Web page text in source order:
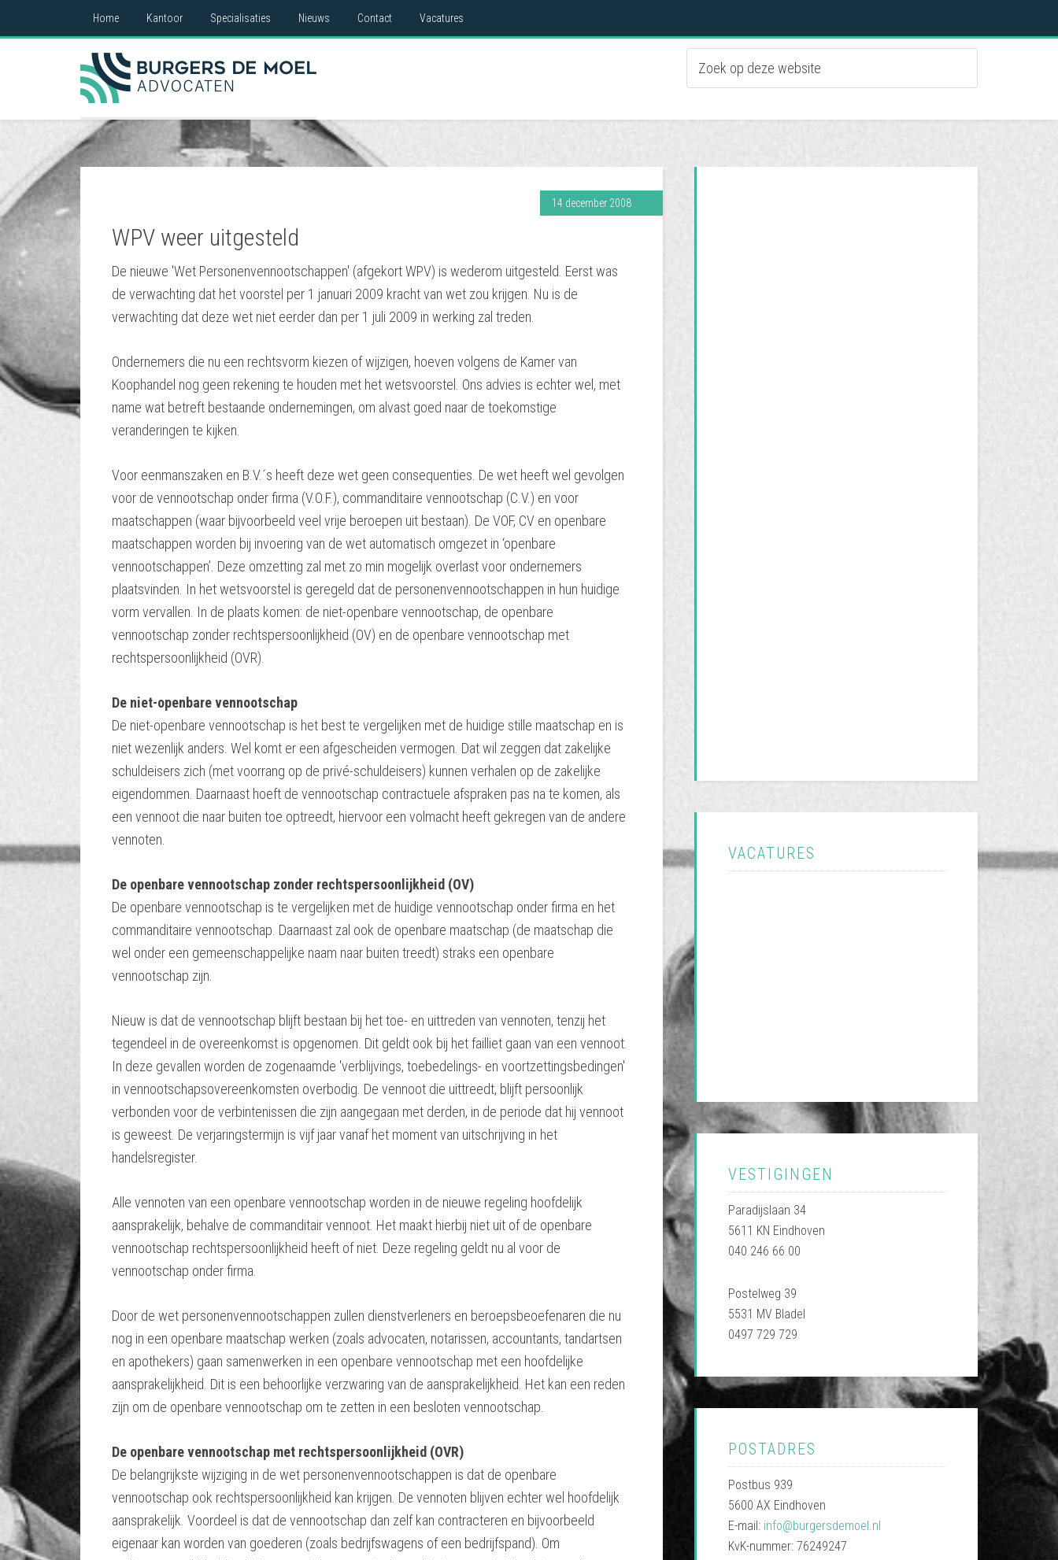
Home Kantoor Specialisaties Nieuws Contact Vacatures
14 december 2008
WPV weer uitgesteld
De nieuwe 'Wet Personenvennootschappen' (afgekort WPV) is wederom uitgesteld. Eerst was
de verwachting dat het voorstel per 1 januari 2009 kracht van wet zou krijgen. Nu is de
verwachting dat deze wet niet eerder dan per 1 juli 2009 in werking zal treden.
Ondernemers die nu een rechtsvorm kiezen of wijzigen, hoeven volgens de Kamer van
Koophandel nog geen rekening te houden met het wetsvoorstel. Ons advies is echter wel, met
name wat betreft bestaande ondernemingen, om alvast goed naar de toekomstige
veranderingen te kijken.
Voor eenmanszaken en B.V.´s heeft deze wet geen consequenties. De wet heeft wel gevolgen
voor de vennootschap onder firma (V.O.F.), commanditaire vennootschap (C.V.) en voor
maatschappen (waar bijvoorbeeld veel vrije beroepen uit bestaan). De VOF, CV en openbare
maatschappen worden bij invoering van de wet automatisch omgezet in ‘openbare
vennootschappen’. Deze omzetting zal met zo min mogelijk overlast voor ondernemers
plaatsvinden. In het wetsvoorstel is geregeld dat de personenvennootschappen in hun huidige
vorm vervallen. In de plaats komen: de niet-openbare vennootschap, de openbare
vennootschap zonder rechtspersoonlijkheid (OV) en de openbare vennootschap met
rechtspersoonlijkheid (OVR).
De niet-openbare vennootschap
De niet-openbare vennootschap is het best te vergelijken met de huidige stille maatschap en is
niet wezenlijk anders. Wel komt er een afgescheiden vermogen. Dat wil zeggen dat zakelijke
schuldeisers zich (met voorrang op de privé-schuldeisers) kunnen verhalen op de zakelijke
eigendommen. Daarnaast hoeft de vennootschap contractuele afspraken pas na te komen, als
een vennoot die naar buiten toe optreedt, hiervoor een volmacht heeft gekregen van de andere
vennoten.
De openbare vennootschap zonder rechtspersoonlijkheid (OV)
De openbare vennootschap is te vergelijken met de huidige vennootschap onder firma en het
commanditaire vennootschap. Daarnaast zal ook de openbare maatschap (de maatschap die
wel onder een gemeenschappelijke naam naar buiten treedt) straks een openbare
vennootschap zijn.
Nieuw is dat de vennootschap blijft bestaan bij het toe- en uittreden van vennoten, tenzij het
tegendeel in de overeenkomst is opgenomen. Dit geldt ook bij het failliet gaan van een vennoot.
In deze gevallen worden de zogenaamde 'verblijvings, toebedelings- en voortzettingsbedingen'
in vennootschapsovereenkomsten overbodig. De vennoot die uittreedt, blijft persoonlijk
verbonden voor de verbintenissen die zijn aangegaan met derden, in de periode dat hij vennoot
is geweest. De verjaringstermijn is vijf jaar vanaf het moment van uitschrijving in het
handelsregister.
Alle vennoten van een openbare vennootschap worden in de nieuwe regeling hoofdelijk
aansprakelijk, behalve de commanditair vennoot. Het maakt hierbij niet uit of de openbare
vennootschap rechtspersoonlijkheid heeft of niet. Deze regeling geldt nu al voor de
vennootschap onder firma.
Door de wet personenvennootschappen zullen dienstverleners en beroepsbeoefenaren die nu
nog in een openbare maatschap werken (zoals advocaten, notarissen, accountants, tandartsen
en apothekers) gaan samenwerken in een openbare vennootschap met een hoofdelijke
aansprakelijkheid. Dit is een behoorlijke verzwaring van de aansprakelijkheid. Het kan een reden
zijn om de openbare vennootschap om te zetten in een besloten vennootschap.
De openbare vennootschap met rechtspersoonlijkheid (OVR)
De belangrijkste wijziging in de wet personenvennootschappen is dat de openbare
vennootschap ook rechtspersoonlijkheid kan krijgen. De vennoten blijven echter wel hoofdelijk
aansprakelijk. Voordeel is dat de vennootschap dan zelf kan contracteren en bijvoorbeeld
eigenaar kan worden van goederen (zoals bedrijfswagens of een bedrijfspand). Om
VACATURES
VESTIGINGEN
Paradijslaan 34
5611 KN Eindhoven
040 246 66 00
Postelweg 39
5531 MV Bladel
0497 729 729
POSTADRES
Postbus 939
5600 AX Eindhoven
E-mail: info@burgersdemoel.nl
KvK-nummer: 76249247